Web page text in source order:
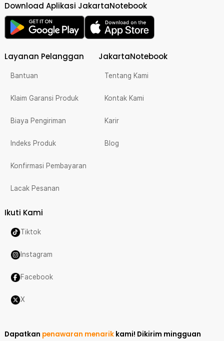
Download Aplikasi JakartaNotebook
Layanan Pelanggan
Bantuan
Klaim Garansi Produk
Biaya Pengiriman
Indeks Produk
Konfirmasi Pembayaran
Lacak Pesanan
JakartaNotebook
Tentang Kami
Kontak Kami
Karir
Blog
Ikuti Kami
Tiktok
Instagram
Facebook
X
Dapatkan penawaran menarik kami! Dikirim mingguan